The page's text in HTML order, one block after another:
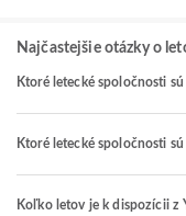
Najčastejšie otázky o
Ktoré letecké spoločnosti
Ktoré letecké spoločnosti
Koľko letov je k dispozícii z